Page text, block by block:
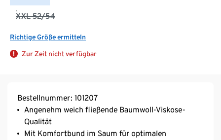
XXL 52/54
Richtige Größe ermitteln
Zur Zeit nicht verfügbar
Bestellnummer: 101207
Angenehm weich fließende Baumwoll-Viskose-
Qualität
Mit Komfortbund im Saum für optimalen